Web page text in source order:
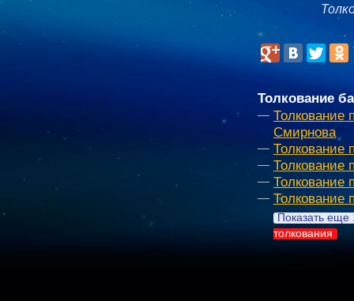
Толкование
Толкование
Смирнова
Толкование
Толкование
Толкование
Толкование
Показать еще
толкования